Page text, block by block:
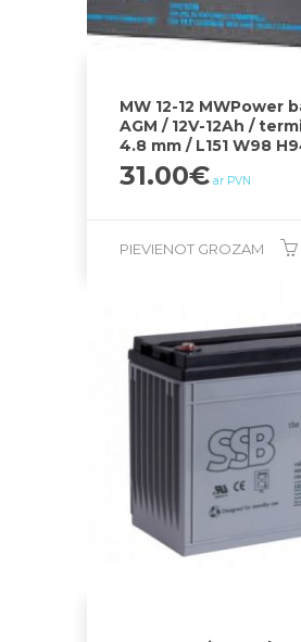
MW 12-12 MWPower
AGM / 12V-12Ah /
4.8 mm / L151 W98
31.00€ ar PVN
PIEVIENOT GROZAM